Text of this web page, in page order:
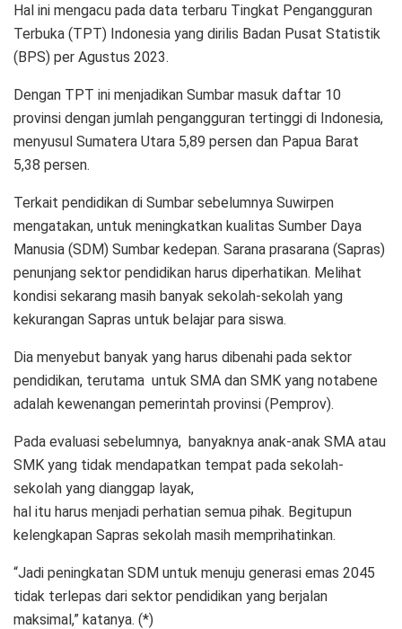
Hal ini mengacu pada data terbaru Tingkat Pengangguran
Terbuka (TPT) Indonesia yang dirilis Badan Pusat Statistik
(BPS) per Agustus 2023.
Dengan TPT ini menjadikan Sumbar masuk daftar 10
provinsi dengan jumlah pengangguran tertinggi di Indonesia,
menyusul Sumatera Utara 5,89 persen dan Papua Barat
5,38 persen.
Terkait pendidikan di Sumbar sebelumnya Suwirpen
mengatakan, untuk meningkatkan kualitas Sumber Daya
Manusia (SDM) Sumbar kedepan. Sarana prasarana (Sapras)
penunjang sektor pendidikan harus diperhatikan. Melihat
kondisi sekarang masih banyak sekolah-sekolah yang
kekurangan Sapras untuk belajar para siswa.
Dia menyebut banyak yang harus dibenahi pada sektor
pendidikan, terutama untuk SMA dan SMK yang notabene
adalah kewenangan pemerintah provinsi (Pemprov).
Pada evaluasi sebelumnya, banyaknya anak-anak SMA atau
SMK yang tidak mendapatkan tempat pada sekolah-
sekolah yang dianggap layak,
hal itu harus menjadi perhatian semua pihak. Begitupun
kelengkapan Sapras sekolah masih memprihatinkan.
“Jadi peningkatan SDM untuk menuju generasi emas 2045
tidak terlepas dari sektor pendidikan yang berjalan
maksimal,” katanya. (*)